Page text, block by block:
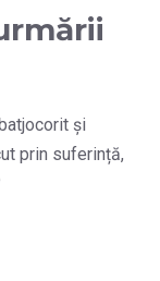
și
prin suferință,